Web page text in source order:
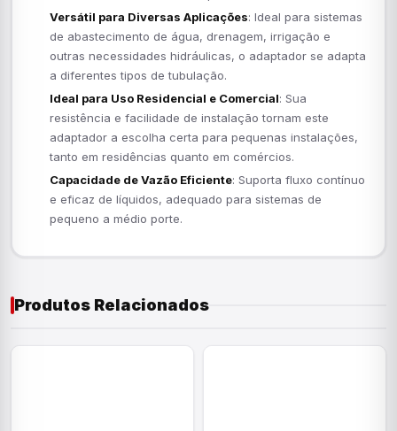
Versátil para Diversas Aplicações: Ideal para sistemas
de abastecimento de água, drenagem, irrigação e
outras necessidades hidráulicas, o adaptador se adapta
a diferentes tipos de tubulação.
Ideal para Uso Residencial e Comercial: Sua
resistência e facilidade de instalação tornam este
adaptador a escolha certa para pequenas instalações,
tanto em residências quanto em comércios.
Capacidade de Vazão Eficiente: Suporta fluxo contínuo
e eficaz de líquidos, adequado para sistemas de
pequeno a médio porte.
Produtos Relacionados